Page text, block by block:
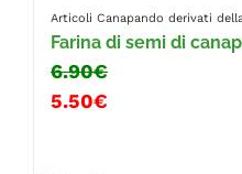
Articoli Canapando derivati
Farina di semi di
6.90€
5.50€